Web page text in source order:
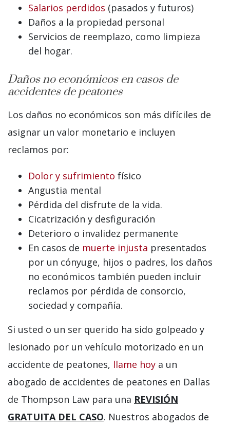
Salarios perdidos (pasados y futuros)
Daños a la propiedad personal
Servicios de reemplazo, como limpieza
del hogar.
Daños no económicos en casos de
accidentes de peatones
Los daños no económicos son más difíciles de
asignar un valor monetario e incluyen
reclamos por:
Dolor y sufrimiento físico
Angustia mental
Pérdida del disfrute de la vida.
Cicatrización y desfiguración
Deterioro o invalidez permanente
En casos de muerte injusta presentados
por un cónyuge, hijos o padres, los daños
no económicos también pueden incluir
reclamos por pérdida de consorcio,
sociedad y compañía.
Si usted o un ser querido ha sido golpeado y
lesionado por un vehículo motorizado en un
accidente de peatones, llame hoy a un
abogado de accidentes de peatones en Dallas
de Thompson Law para una REVISIÓN
GRATUITA DEL CASO. Nuestros abogados de